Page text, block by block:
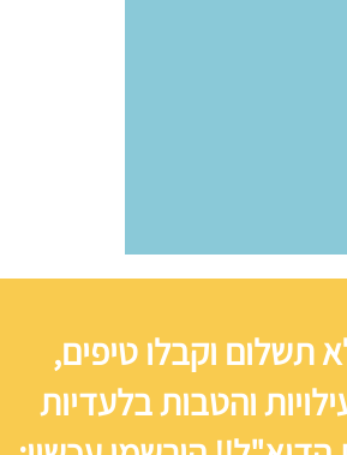
תשלום וקבלו טיפים,
והטבות בלעדיות